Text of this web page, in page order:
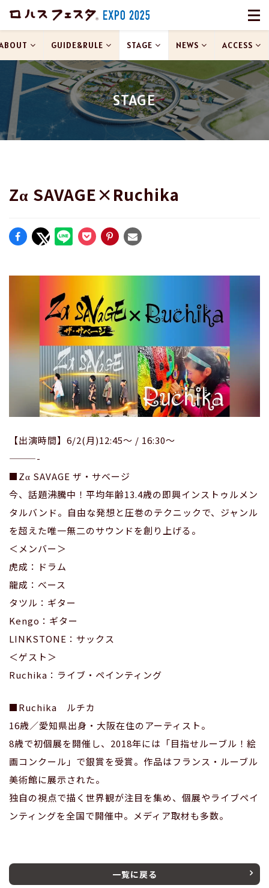
STAGE
GUIDE&RULE STAGE NEWS ACCESS
Zα SAVAGE×Ruchika
【出演時間】6/2(月)12:45〜 / 16:30〜
———-
■Zα SAVAGE ザ・サベージ
今、話題沸騰中！平均年齢13.4歳の即興インストゥルメン
タルバンド。自由な発想と圧巻のテクニックで、ジャンル
を超えた唯一無二のサウンドを創り上げる。
＜メンバー＞
虎成：ドラム
龍成：べース
タツル：ギター
Kengo：ギター
LINKSTONE：サックス
＜ゲスト＞
Ruchika：ライブ・ペインティング
■Ruchika ルチカ
16歳／愛知県出身・大阪在住のアーティスト。
8歳で初個展を開催し、2018年には「目指せルーブル！絵
画コンクール」で銀賞を受賞。作品はフランス・ルーブル
美術館に展示された。
独自の視点で描く世界観が注目を集め、個展やライブペイ
ンティングを全国で開催中。メディア取材も多数。
一覧に戻る